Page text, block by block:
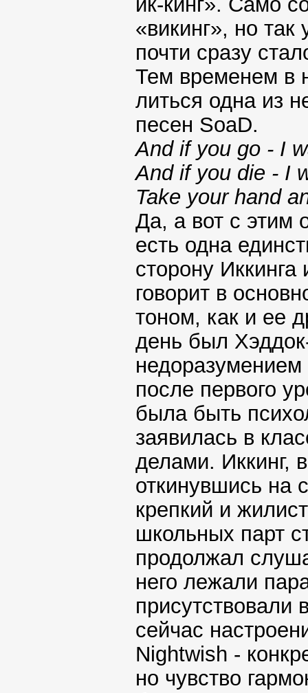
«викинг», но
почти сразу
Тем временем в
литься одна из
песен SoaD.
And if you go - I
And if you die - I
Take your hand
Да, а вот с этим
есть одна
сторону
говорит в
тоном, как и ее
день был
после первого
была быть
заявилась в
делами. Иккинг,
откинувшись на
крепкий и
школьных парт
продолжал
него лежали
присутствовали
сейчас
Nightwish -
но чувство